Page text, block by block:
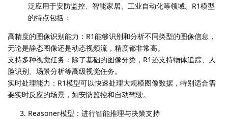
泛应用于安防监控、智能家居、工业自动化等领域。R1模型
的特点包括：
高精度的图像识别能力：R1能够识别和分析不同类型的图像信息，
无论是静态图像还是动态视频流，精度都非常高。
支持多种视觉任务：除了基础的图像分类，R1还支持物体追踪、人
脸识别、场景分析等高级视觉任务。
实时处理能力：R1模型可以快速处理大规模图像数据，特别适合需
要实时反应的场景，如安防监控和自动驾驶。
Reasoner模型：进行智能推理与决策支持